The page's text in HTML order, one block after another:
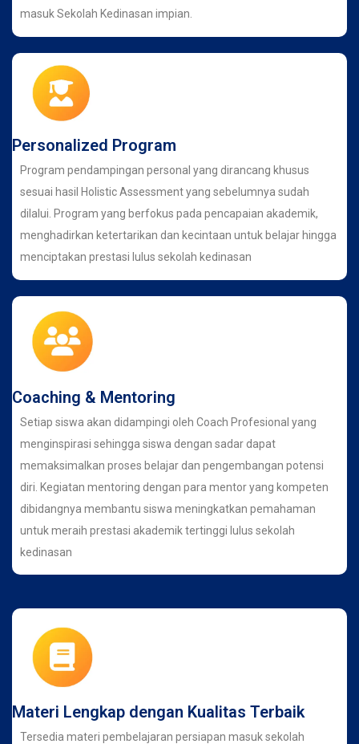
masuk Sekolah Kedinasan impian.
Personalized Program
Program pendampingan personal yang dirancang khusus
sesuai hasil Holistic Assessment yang sebelumnya sudah
dilalui. Program yang berfokus pada pencapaian akademik,
menghadirkan ketertarikan dan kecintaan untuk belajar hingga
menciptakan prestasi lulus sekolah kedinasan
Coaching & Mentoring
Setiap siswa akan didampingi oleh Coach Profesional yang
menginspirasi sehingga siswa dengan sadar dapat
memaksimalkan proses belajar dan pengembangan potensi
diri. Kegiatan mentoring dengan para mentor yang kompeten
dibidangnya membantu siswa meningkatkan pemahaman
untuk meraih prestasi akademik tertinggi lulus sekolah
kedinasan
Materi Lengkap dengan Kualitas Terbaik
Tersedia materi pembelajaran persiapan masuk sekolah